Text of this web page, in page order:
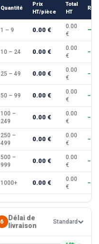
Quantité
Prix
HT/pièce
Total
HT
1 – 9 0.00 €
0.00
€
—
10 – 24 0.00 €
0.00
€
25 – 49 0.00 €
0.00
€
50 – 99 0.00 €
0.00
€
100 –
249
0.00 €
0.00
€
250 –
499
0.00 €
0.00
€
500 –
999
0.00 €
0.00
€
1000+ 0.00 €
0.00
€
6
Délai de
livraison
Standard